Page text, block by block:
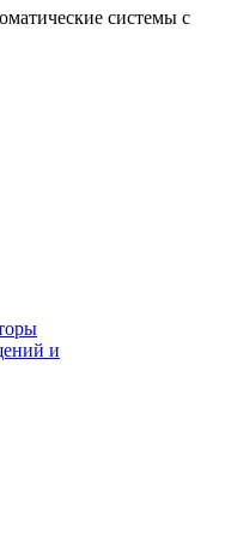
системы с
и